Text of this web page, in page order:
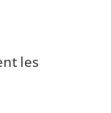
les